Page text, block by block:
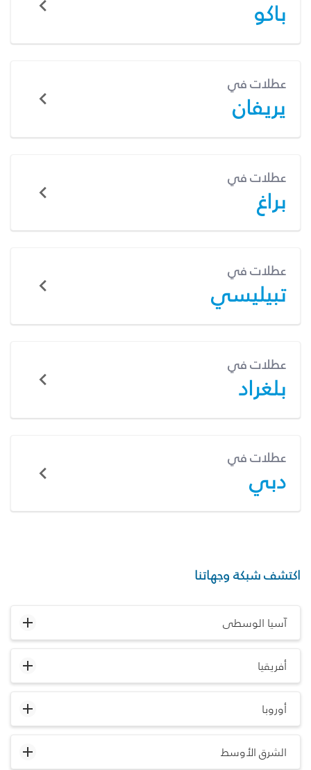
باكو
عطلات في
يريفان
عطلات في
براغ
عطلات في
تبيليسي
عطلات في
بلغراد
عطلات في
دبي
اكتشف شبكة وجهاتنا
آسيا الوسطى
أفريقيا
أوروبا
الشرق الأوسط